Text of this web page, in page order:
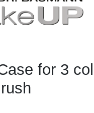
for 3